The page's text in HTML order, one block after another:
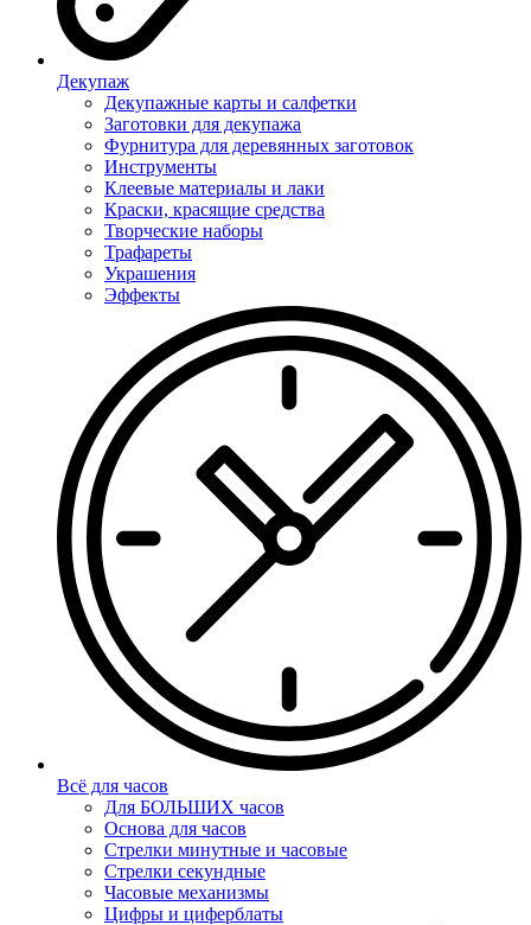
Декупаж
Декупажные карты и салфетки
Заготовки для декупажа
Фурнитура для деревянных заготовок
Инструменты
Клеевые материалы и лаки
Краски, красящие средства
Творческие наборы
Трафареты
Украшения
Эффекты
Всё для часов
Для БОЛЬШИХ часов
Основа для часов
Стрелки минутные и часовые
Стрелки секундные
Часовые механизмы
Цифры и циферблаты